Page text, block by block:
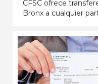
CFSC ofrece
Bronx a cualquier